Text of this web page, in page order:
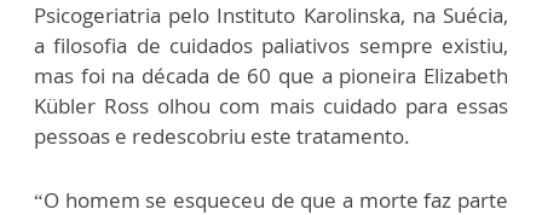
Psicogeriatria pelo Instituto Karolinska, na Suécia,
a filosofia de cuidados paliativos sempre existiu,
mas foi na década de 60 que a pioneira Elizabeth
Kübler Ross olhou com mais cuidado para essas
pessoas e redescobriu este tratamento.
“O homem se esqueceu de que a morte faz parte